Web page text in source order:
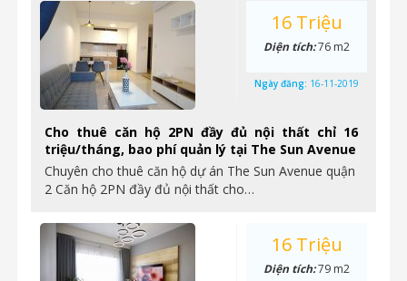
Cho thuê căn hộ 2PN đầy đủ nội thất chỉ 16
triệu/tháng, bao phí quản lý tại The Sun Avenue
Chuyên cho thuê căn hộ dự án The Sun Avenue quận
2 Căn hộ 2PN đầy đủ nội thất cho…
16 Triệu
Diện tích:76 m2
Ngày đăng: 16-11-2019
16 Triệu
Diện tích:79 m2